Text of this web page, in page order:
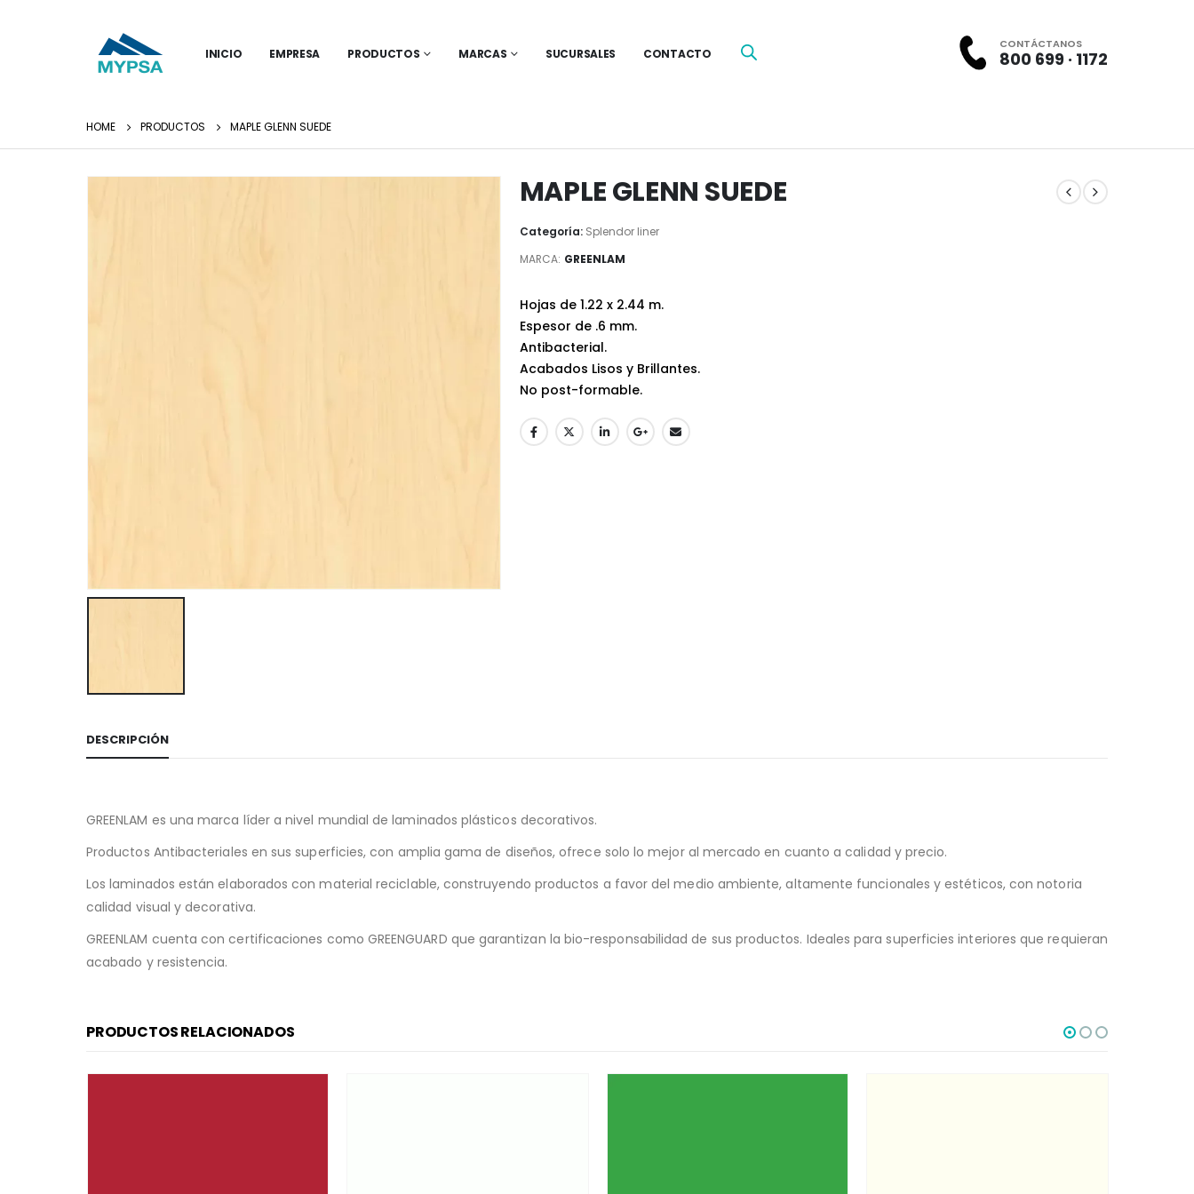
INICIO EMPRESA PRODUCTOS MARCAS SUCURSALES CONTACTO
CONTÁCTANOS
800 699 · 1172
HOME PRODUCTOS MAPLE GLENN SUEDE
MAPLE GLENN SUEDE
Categoría: Splendor liner
MARCA: GREENLAM
Hojas de 1.22 x 2.44 m.
Espesor de .6 mm.
Antibacterial.
Acabados Lisos y Brillantes.
No post-formable.
DESCRIPCIÓN
GREENLAM es una marca líder a nivel mundial de laminados plásticos decorativos.
Productos Antibacteriales en sus superficies, con amplia gama de diseños, ofrece solo lo mejor al mercado en cuanto a calidad y precio.
Los laminados están elaborados con material reciclable, construyendo productos a favor del medio ambiente, altamente funcionales y estéticos, con notoria
calidad visual y decorativa.
GREENLAM cuenta con certificaciones como GREENGUARD que garantizan la bio-responsabilidad de sus productos. Ideales para superficies interiores que requieran
acabado y resistencia.
PRODUCTOS RELACIONADOS